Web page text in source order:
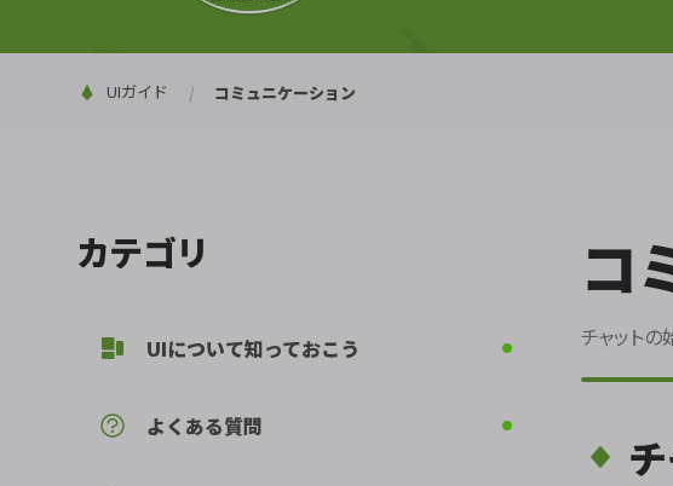
UIガイド コミュニケーション
カテゴリ
UIについて知っておこう
よくある質問
コ
チャット